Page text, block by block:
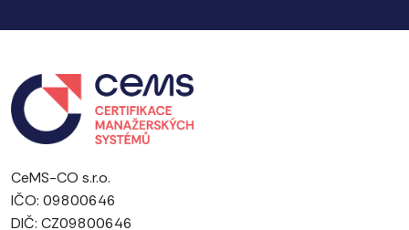
CeMS-CO s.r.o.
IČO: 09800646
DIČ: CZ09800646